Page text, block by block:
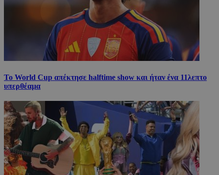
Το World Cup απέκτησε halftime show και ήταν ένα 11λεπτο
υπερθέαμα